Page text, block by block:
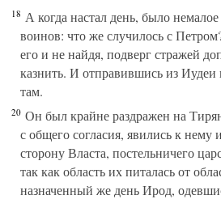
18 А когда настал день, было
воинов: что же случилось с
его и не найдя, подверг стражей
казнить. И отправившись из Иудеи
там.
20 Он был крайне раздражен на
с общего согласия, явились к нему
сторону Власта, постельничего
так как область их питалась от
назначенный же день Ирод,